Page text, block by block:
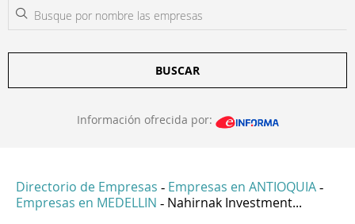
BUSCAR
Información ofrecida por:
Directorio de Empresas - Empresas en ANTIOQUIA -
Empresas en MEDELLIN - Nahirnak Investment...